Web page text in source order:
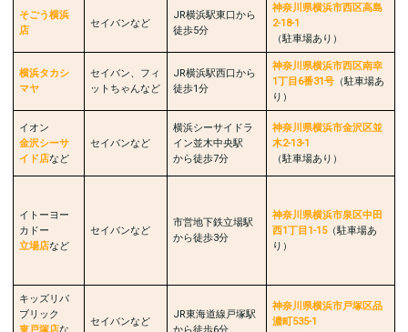
そごう横浜
店
セイバンなど
JR横浜駅東口から
徒歩5分
神奈川県横浜市西区高島
2-18-1
（駐車場︎︎︎あり）
横浜タカシ
マヤ
セイバン、フィ
ットちゃんなど
JR横浜駅西口から
徒歩1分
神奈川県横浜市西区南幸
1丁目6番31号 （駐車場︎︎︎あ
り）
イオン
金沢シーサ
イド店など
セイバンなど
横浜シーサイドラ
イン並木中央駅
から徒歩7分
神奈川県横浜市金沢区並
木2-13-1
（駐車場︎︎︎あり）
イトーヨー
カドー
立場店など
セイバンなど
市営地下鉄立場駅
から徒歩3分
神奈川県横浜市泉区中田
西1丁目1-15（駐車場︎︎︎あ
り）
キッズリパ
ブリック
東戸塚店な
セイバンなど
JR東海道線戸塚駅
から徒歩6分
神奈川県横浜市戸塚区品
濃町535-1